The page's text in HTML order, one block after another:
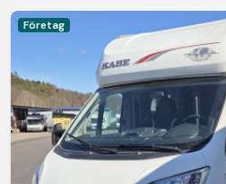
Företag